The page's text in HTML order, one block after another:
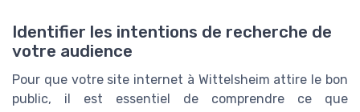
Identifier les intentions de recherche de
votre audience
Pour que votre site internet à Wittelsheim attire le bon
public, il est essentiel de comprendre ce que